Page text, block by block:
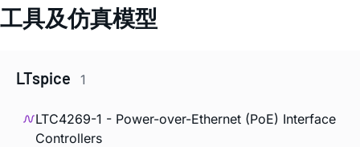
工具及仿真模型
LTspice 1
LTC4269-1 - Power-over-Ethernet (PoE) Interface
Controllers